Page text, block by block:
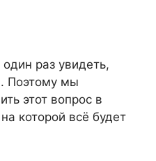
раз увидеть,
Поэтому мы
этот вопрос в
которой всё будет